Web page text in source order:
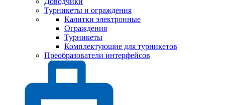
Турникеты и ограждения
Калитки электронные
Ограждения
Турникеты
Комплектующие для турникетов
Преобразователи интерфейсов